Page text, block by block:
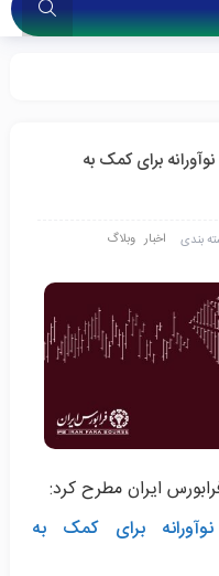
برای کمک به
بندی اخبار وبلاگ
ایران مطرح کرد:
برای کمک به